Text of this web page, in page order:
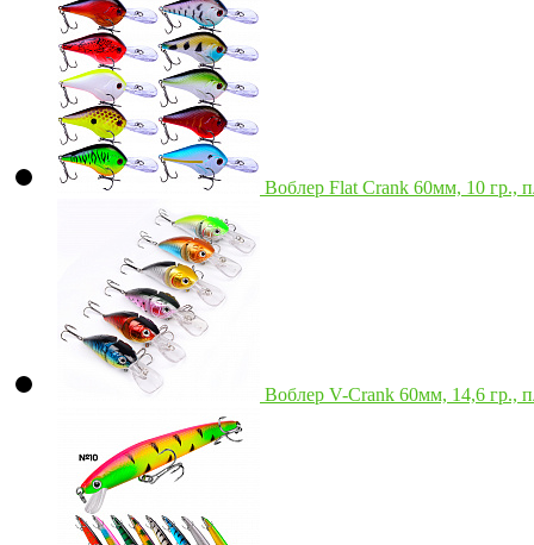
Воблер Flat Crank 60мм, 10 гр.,
Воблер V-Crank 60мм, 14,6 гр.,